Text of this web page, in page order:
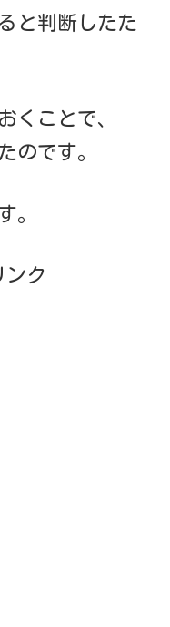
と判断したた
くことで、
のです。
。
ンク